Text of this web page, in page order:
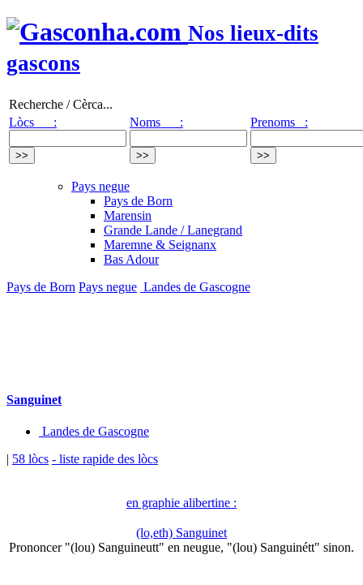
Nos lieux-dits
gascons
Recherche / Cèrca...
Lòcs :
Noms : Prenoms :
Pays negue
Pays de Born
Marensin
Grande Lande / Lanegrand
Maremne & Seignanx
Bas Adour
Pays de Born Pays negue Landes de Gascogne
Sanguinet
Landes de Gascogne
| 58 lòcs - liste rapide des lòcs
en graphie alibertine :
(lo,eth) Sanguinet
Prononcer "(lou) Sanguineutt" en neugue, "(lou) Sanguinétt" sinon.